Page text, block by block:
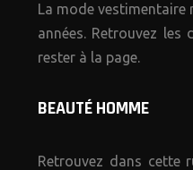
La mode vestimentaire
années. Retrouvez les
rester à la page.
BEAUTÉ HOMME
Retrouvez dans cette